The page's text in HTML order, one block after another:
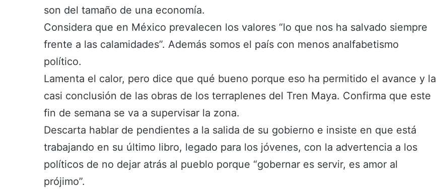
son del tamaño de una economía.
Considera que en México prevalecen los valores “lo que nos ha salvado siempre
frente a las calamidades”. Además somos el país con menos analfabetismo
político.
Lamenta el calor, pero dice que qué bueno porque eso ha permitido el avance y la
casi conclusión de las obras de los terraplenes del Tren Maya. Confirma que este
fin de semana se va a supervisar la zona.
Descarta hablar de pendientes a la salida de su gobierno e insiste en que está
trabajando en su último libro, legado para los jóvenes, con la advertencia a los
políticos de no dejar atrás al pueblo porque “gobernar es servir, es amor al
prójimo”.